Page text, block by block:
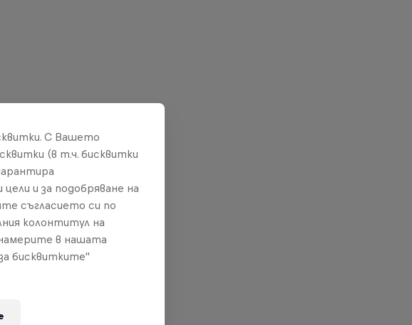
С Вашето
(в т.ч. бисквитки
и за подобряване на
съгласието си по
колонтитул на
в нашата
бисквитките"